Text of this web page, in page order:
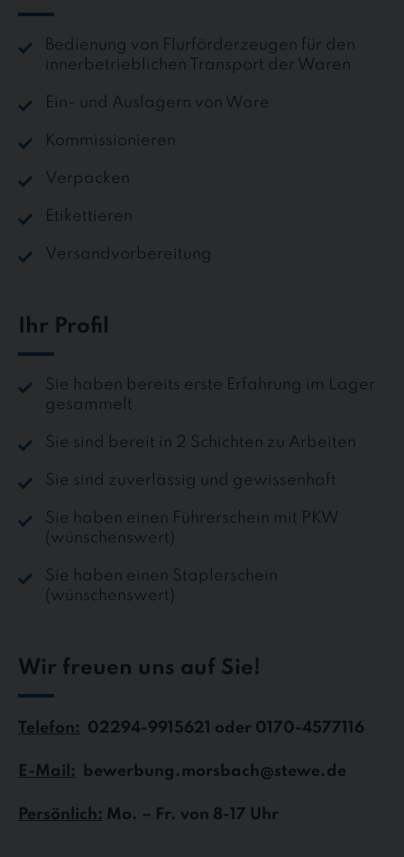
Bedienung von Flurförderzeugen für den
innerbetrieblichen Transport der Waren
Ein- und Auslagern von Ware
Kommissionieren
Verpacken
Etikettieren
Versandvorbereitung
Ihr Profil
Sie haben bereits erste Erfahrung im Lager
gesammelt
Sie sind bereit in 2 Schichten zu Arbeiten
Sie sind zuverlässig und gewissenhaft
Sie haben einen Führerschein mit PKW
(wünschenswert)
Sie haben einen Staplerschein
(wünschenswert)
Wir freuen uns auf Sie!
Telefon: 02294-9915621 oder 0170-4577116
E-Mail: bewerbung.morsbach@stewe.de
Persönlich: Mo. – Fr. von 8-17 Uhr